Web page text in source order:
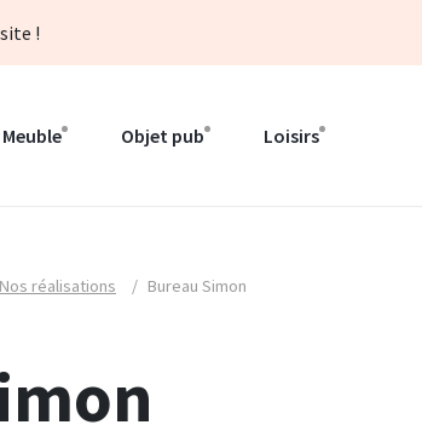
!
Meuble Objet pub Loisirs
Nos réalisations / Bureau Simon